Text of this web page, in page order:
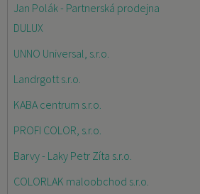
Jan Polák - Partnerská prodejna
DULUX
UNNO Universal, s.r.o.
Landrgott s.r.o.
KABA centrum s.r.o.
PROFI COLOR, s.r.o.
Barvy - Laky Petr Zíta s.r.o.
COLORLAK maloobchod s.r.o.